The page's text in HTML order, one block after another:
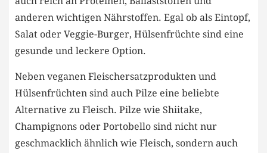
anderen wichtigen Nährstoffen. ⁣Egal ⁣ob ⁣als ⁣Eintopf,
Salat oder Veggie-Burger,⁣ Hülsenfrüchte sind eine
gesunde und leckere Option.
Neben⁤ veganen ​Fleischersatzprodukten und
‌Hülsenfrüchten sind auch Pilze‍ eine beliebte
Alternative‌ zu Fleisch. Pilze‍ wie‌ Shiitake,
Champignons oder Portobello sind nicht nur
geschmacklich ähnlich wie Fleisch, sondern auch